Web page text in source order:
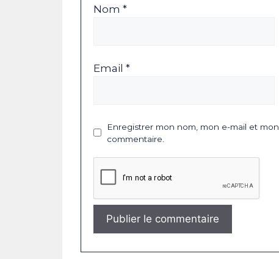
Nom *
Email *
Enregistrer mon nom, mon e-mail et
commentaire.